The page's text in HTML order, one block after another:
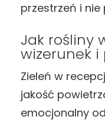
przestrzeń i nie
Jak rośliny
wizerunek i
Zieleń w
jakość
emocjonalny